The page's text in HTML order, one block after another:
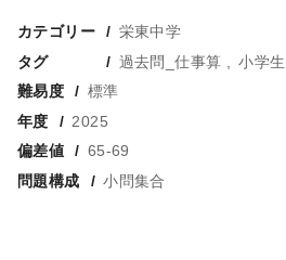
カテゴリー
栄東中学
タグ
過去問_仕事算 小学生
難易度
標準
年度
2025
偏差値
65-69
問題構成
小問集合